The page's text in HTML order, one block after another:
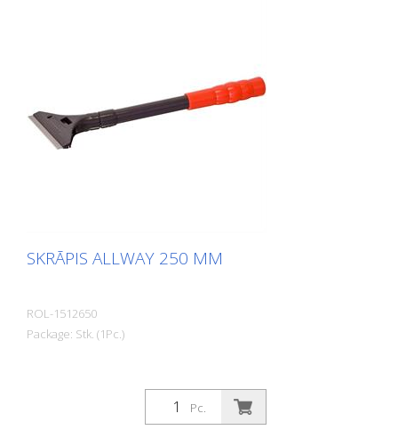
SKRĀPIS ALLWAY 250 MM
ROL-1512650
Package: Stk. (1Pc.)
Pc.